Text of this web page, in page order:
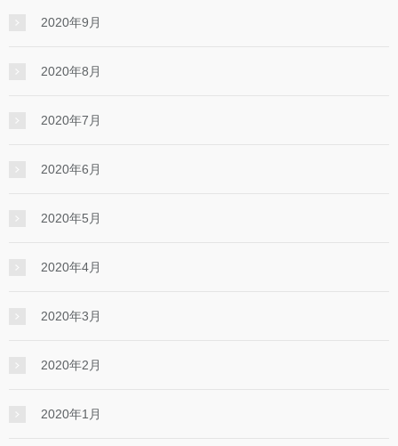
2020年9月
2020年8月
2020年7月
2020年6月
2020年5月
2020年4月
2020年3月
2020年2月
2020年1月